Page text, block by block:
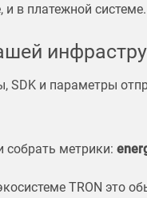
в платежной системе.
SDK и параметры
собрать метрики:
TRON это